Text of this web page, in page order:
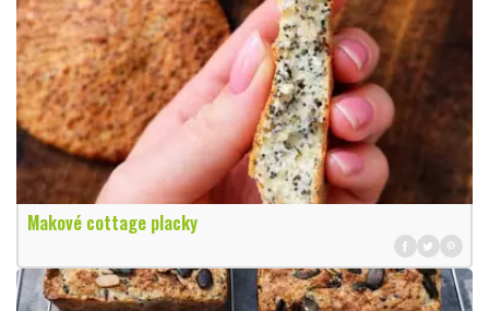
Makové cottage placky